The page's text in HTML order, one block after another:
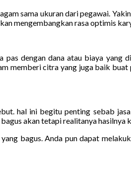
sama ukuran dari pegawai.
mengembangkan rasa optimis
dengan dana atau biaya
memberi citra yang juga baik
hal ini begitu penting sebab
akan tetapi realitanya hasilnya
bagus. Anda pun dapat